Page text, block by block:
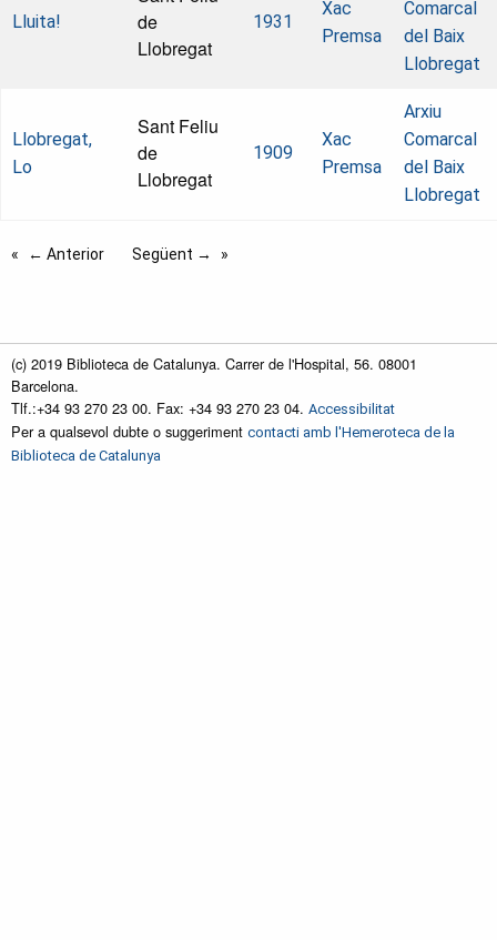
Lluita!
de
Llobregat
1931
Xac
Premsa
Comarcal
del Baix
Llobregat
Llobregat,
Lo
Sant Feliu
de
Llobregat
1909
Xac
Premsa
Arxiu
Comarcal
del Baix
Llobregat
← Anterior Següent →
(c) 2019 Biblioteca de Catalunya. Carrer de l'Hospital, 56. 08001
Barcelona.
Tlf.:+34 93 270 23 00. Fax: +34 93 270 23 04. Accessibilitat
Per a qualsevol dubte o suggeriment contacti amb l'Hemeroteca de la
Biblioteca de Catalunya